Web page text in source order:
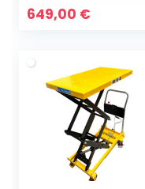
mm Gabeln
649,00 €